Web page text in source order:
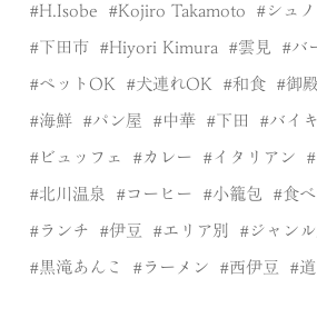
H.Isobe Kojiro Takamoto シュ
下田市 Hiyori Kimura 雲見 バ
ペットOK 犬連れOK 和食 御
海鮮 パン屋 中華 下田 バイ
ビュッフェ カレー イタリアン
北川温泉 コーヒー 小籠包 食
ランチ 伊豆 エリア別 ジャン
黒滝あんこ ラーメン 西伊豆